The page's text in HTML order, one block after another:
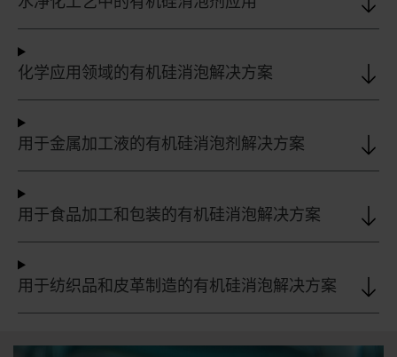
化学应用领域的有机硅消泡解决方案
用于金属加工液的有机硅消泡剂解决方案
用于食品加工和包装的有机硅消泡解决方案
用于纺织品和皮革制造的有机硅消泡解决方案